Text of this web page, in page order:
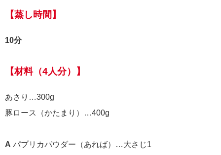
【蒸し時間】
10分
【材料（4人分）】
あさり…300g
豚ロース（かたまり）…400g
A パプリカパウダー（あれば）…大さじ1